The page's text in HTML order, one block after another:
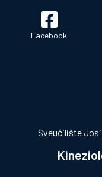
Facebook
Sveučilište